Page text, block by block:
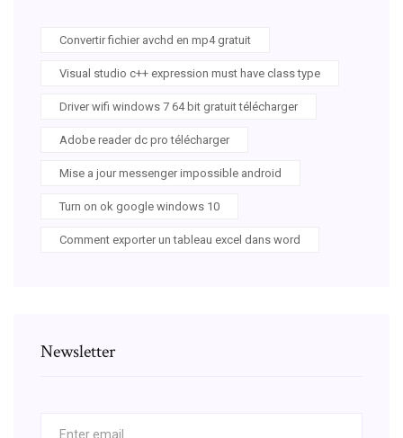
Convertir fichier avchd en mp4 gratuit
Visual studio c++ expression must have class type
Driver wifi windows 7 64 bit gratuit télécharger
Adobe reader dc pro télécharger
Mise a jour messenger impossible android
Turn on ok google windows 10
Comment exporter un tableau excel dans word
Newsletter